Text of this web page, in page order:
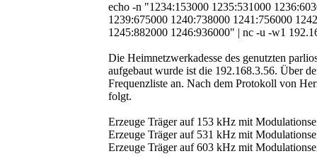
echo -n "1234:153000 1235:531000
1239:675000 1240:738000 1241:756000
1245:882000 1246:936000" | nc -u -w1
Die Heimnetzwerkadesse des genutzten
aufgebaut wurde ist die 192.168.3.56. Über
Frequenzliste an. Nach dem Protokoll von
folgt.
Erzeuge Träger auf 153 kHz mit
Erzeuge Träger auf 531 kHz mit
Erzeuge Träger auf 603 kHz mit